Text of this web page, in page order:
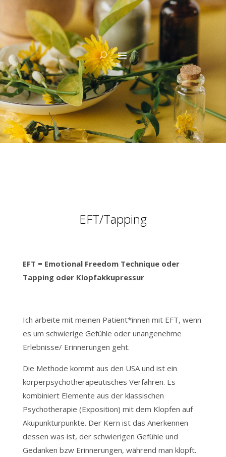
EFT/Tapping
EFT = Emotional Freedom Technique oder
Tapping oder Klopfakkupressur
Ich arbeite mit meinen Patient*innen mit EFT, wenn
es um schwierige Gefühle oder unangenehme
Erlebnisse/ Erinnerungen geht.
Die Methode kommt aus den USA und ist ein
körperpsychotherapeutisches Verfahren. Es
kombiniert Elemente aus der klassischen
Psychotherapie (Exposition) mit dem Klopfen auf
Akupunkturpunkte. Der Kern ist das Anerkennen
dessen was ist, der schwierigen Gefühle und
Gedanken bzw Erinnerungen, während man klopft.